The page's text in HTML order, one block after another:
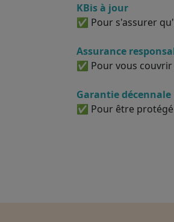
KBis à jour
✅ Pour s'assurer
Assurance
✅ Pour vous
Garantie décennale
✅ Pour être